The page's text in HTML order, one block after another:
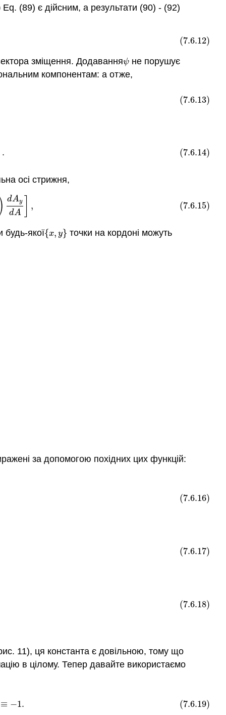
(89) є дійсним, а результати (90) - (92)
(7.6.12)
зміщення. Додаванняψ
ψ не порушує
компонентам: а отже,
(7.6.13)
. (7.6.14)
осі стрижня,
) dAy
dA
, (7.6.15)
d AydA
будь-якої{x, y}
{x,y}
точки на кордоні можуть
за допомогою похідних цих функцій:
(7.6.16)
(7.6.17)
(7.6.18)
11), ця константа є довільною, тому що
в цілому. Тепер давайте використаємо
≡ −1. (7.6.19)